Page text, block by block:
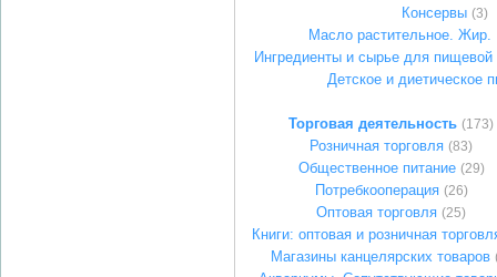
Консервы (3)
Масло растительное. Жир.
Ингредиенты и сырье для
Детское и диетическое
Торговая деятельность (173)
Розничная торговля (83)
Общественное питание (29)
Потребкооперация (26)
Оптовая торговля (25)
Книги: оптовая и розничная
Магазины канцелярских товаров